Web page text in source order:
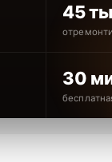
45
30